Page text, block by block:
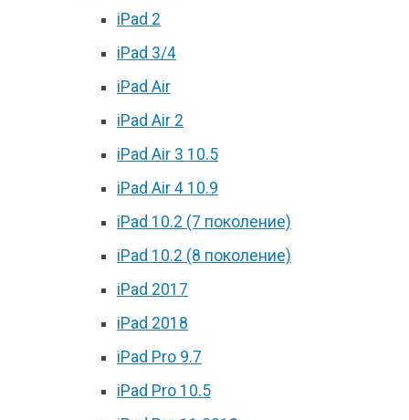
iPad 2
iPad 3/4
iPad Air
iPad Air 2
iPad Air 3 10.5
iPad Air 4 10.9
iPad 10.2 (7 поколение)
iPad 10.2 (8 поколение)
iPad 2017
iPad 2018
iPad Pro 9.7
iPad Pro 10.5